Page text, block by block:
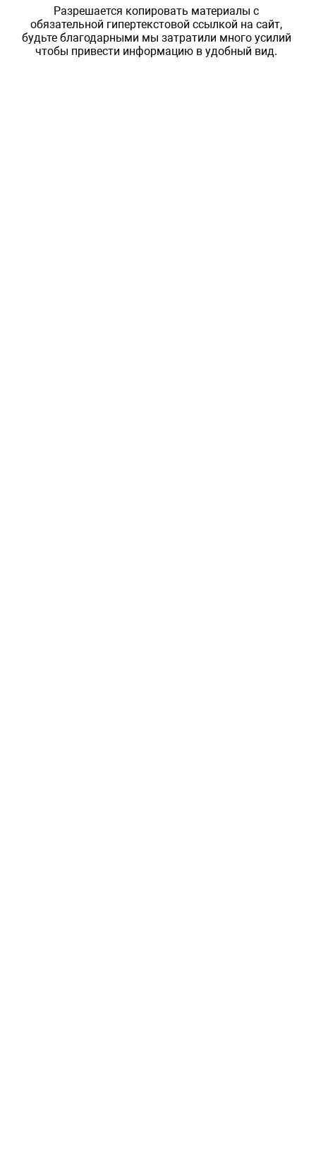
Разрешается копировать материалы с
обязательной гипертекстовой ссылкой на сайт,
будьте благодарными мы затратили много усилий
чтобы привести информацию в удобный вид.